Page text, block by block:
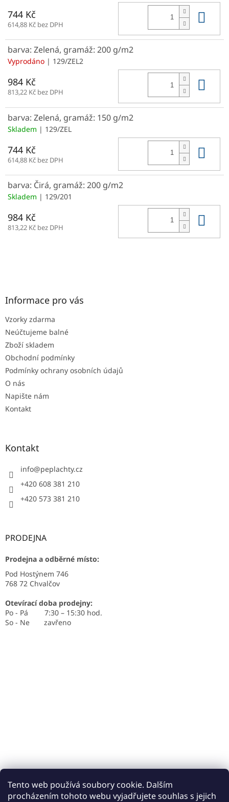
Tento web používá soubory cookie. Dalším
procházením tohoto webu vyjadřujete souhlas s jejich
744 Kč
614,88 Kč bez DPH
barva: Zelená, gramáž: 200 g/m2
Vyprodáno | 129/ZEL2
984 Kč
813,22 Kč bez DPH
barva: Zelená, gramáž: 150 g/m2
Skladem | 129/ZEL
744 Kč
614,88 Kč bez DPH
barva: Čirá, gramáž: 200 g/m2
Skladem | 129/201
984 Kč
813,22 Kč bez DPH
Informace pro vás
Vzorky zdarma
Neúčtujeme balné
Zboží skladem
Obchodní podmínky
Podmínky ochrany osobních údajů
O nás
Napište nám
Kontakt
Kontakt
info@peplachty.cz
+420 608 381 210
+420 573 381 210
PRODEJNA
Prodejna a odběrné místo:
Pod Hostýnem 746
768 72 Chvalčov
Otevírací doba prodejny:
Po - Pá 7:30 – 15:30 hod.
So - Ne zavřeno